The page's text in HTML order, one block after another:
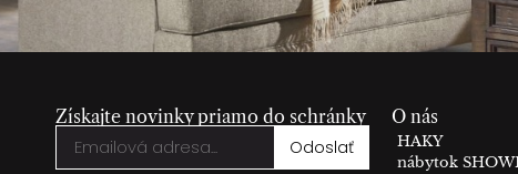
Získajte novinky priamo do schránky
Odoslať
O nás
HAKY
nábytok